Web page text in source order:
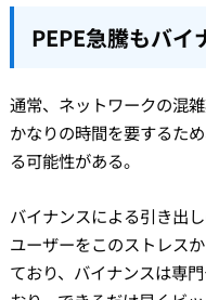
PEPE急騰もバイ
通常、ネットワークの混
かなりの時間を要するた
る可能性がある。
バイナンスによる引き出
ユーザーをこのストレス
ており、バイナンスは専